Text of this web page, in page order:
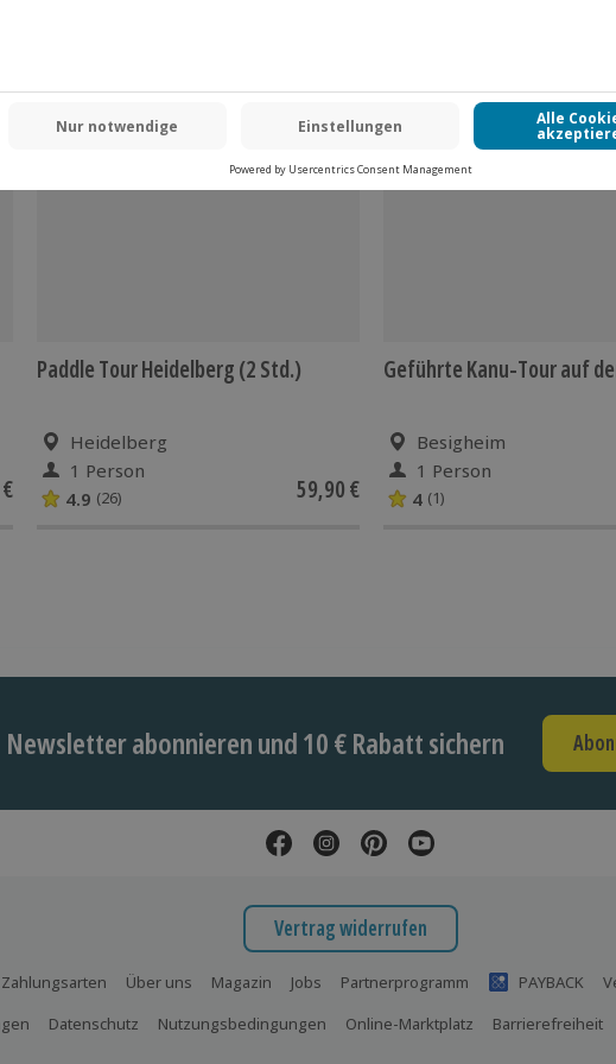
Paddle Tour Heidelberg (2 Std.)
Heidelberg
1 Person
4.9 (26) 59,90 €
-15% CLUB DEAL
Geführte Kanu-Tour auf
Besigheim
1 Person
4 (1)
Newsletter abonnieren und 10 € Rabatt sichern
Vertrag widerrufen
Zahlungsarten Über uns Magazin Jobs Partnerprogramm PAYBACK
Datenschutz Nutzungsbedingungen Online-Marktplatz Barrierefreiheit